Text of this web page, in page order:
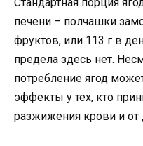
печени – полчашки
фруктов, или 113 г в
предела здесь нет.
потребление ягод
эффекты у тех, кто
разжижения крови и от